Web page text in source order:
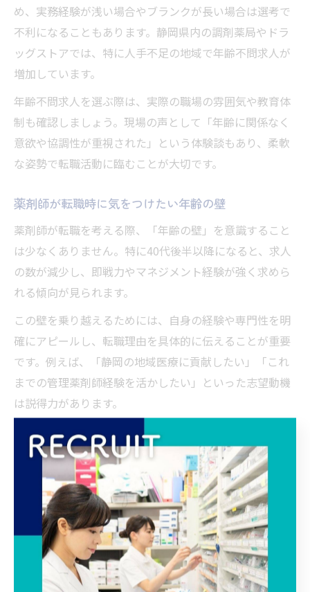
め、実務経験が浅い場合やブランクが長い場合は選考で
不利になることもあります。静岡県内の調剤薬局やドラ
ッグストアでは、特に人手不足の地域で年齢不問求人が
増加しています。
年齢不問求人を選ぶ際は、実際の職場の雰囲気や教育体
制も確認しましょう。現場の声として「年齢に関係なく
意欲や協調性が重視された」という体験談もあり、柔軟
な姿勢で転職活動に臨むことが大切です。
薬剤師が転職時に気をつけたい年齢の壁
薬剤師が転職を考える際、「年齢の壁」を意識すること
は少なくありません。特に40代後半以降になると、求人
の数が減少し、即戦力やマネジメント経験が強く求めら
れる傾向が見られます。
この壁を乗り越えるためには、自身の経験や専門性を明
確にアピールし、転職理由を具体的に伝えることが重要
です。例えば、「静岡の地域医療に貢献したい」「これ
までの管理薬剤師経験を活かしたい」といった志望動機
は説得力があります。
さらに、年齢にとらわれず新しい知識やスキルの習得に
積極的な姿勢を見せることで、採用側からの評価も高ま
ります。転職エージェントや地元の支援制度を活用し、
情報収集や面接対策を徹底することが成功への近道で
移住支援制度で薬剤師転職の不安解